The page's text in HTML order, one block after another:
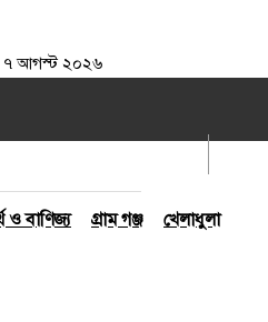
৭ আগস্ট ২০২৬
ও বাণিজ্য গ্রাম গঞ্জ খেলাধুলা